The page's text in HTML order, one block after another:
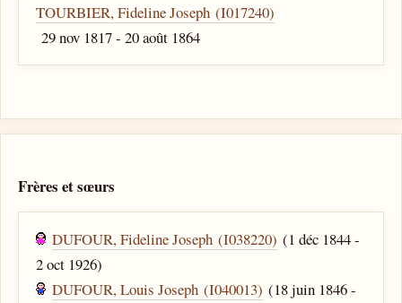
TOURBIER, Fideline Joseph (I017240)
29 nov 1817 - 20 août 1864
Frères et sœurs
DUFOUR, Fideline Joseph (I038220) (1 déc 1844 -
2 oct 1926)
DUFOUR, Louis Joseph (I040013) (18 juin 1846 -